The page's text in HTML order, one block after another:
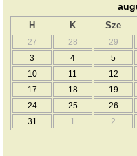
H K Sze
27 28 29
3
4 5
10
11 12
17
18 19
24
25 26
31
1 2